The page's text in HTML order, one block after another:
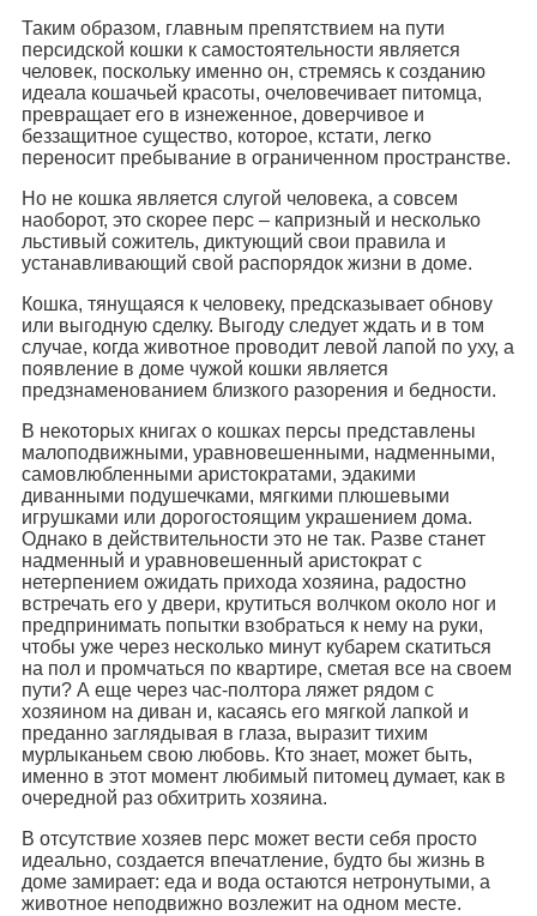
Таким образом, главным препятствием на пути
персидской кошки к самостоятельности является
человек, поскольку именно он, стремясь к созданию
идеала кошачьей красоты, очеловечивает питомца,
превращает его в изнеженное, доверчивое и
беззащитное существо, которое, кстати, легко
переносит пребывание в ограниченном пространстве.
Но не кошка является слугой человека, а совсем
наоборот, это скорее перс – капризный и несколько
льстивый сожитель, диктующий свои правила и
устанавливающий свой распорядок жизни в доме.
Кошка, тянущаяся к человеку, предсказывает обнову
или выгодную сделку. Выгоду следует ждать и в том
случае, когда животное проводит левой лапой по уху, а
появление в доме чужой кошки является
предзнаменованием близкого разорения и бедности.
В некоторых книгах о кошках персы представлены
малоподвижными, уравновешенными, надменными,
самовлюбленными аристократами, эдакими
диванными подушечками, мягкими плюшевыми
игрушками или дорогостоящим украшением дома.
Однако в действительности это не так. Разве станет
надменный и уравновешенный аристократ с
нетерпением ожидать прихода хозяина, радостно
встречать его у двери, крутиться волчком около ног и
предпринимать попытки взобраться к нему на руки,
чтобы уже через несколько минут кубарем скатиться
на пол и промчаться по квартире, сметая все на своем
пути? А еще через час-полтора ляжет рядом с
хозяином на диван и, касаясь его мягкой лапкой и
преданно заглядывая в глаза, выразит тихим
мурлыканьем свою любовь. Кто знает, может быть,
именно в этот момент любимый питомец думает, как в
очередной раз обхитрить хозяина.
В отсутствие хозяев перс может вести себя просто
идеально, создается впечатление, будто бы жизнь в
доме замирает: еда и вода остаются нетронутыми, а
животное неподвижно возлежит на одном месте.